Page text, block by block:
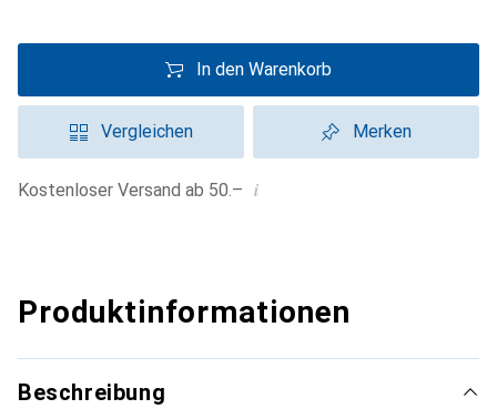
In den Warenkorb
Vergleichen Merken
Kostenloser Versand ab 50.– i
Produktinformationen
Beschreibung